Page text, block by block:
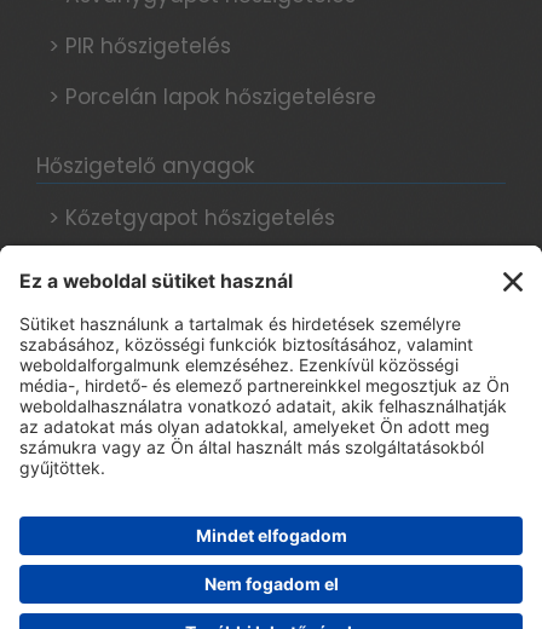
> PIR hőszigetelés
> Porcelán lapok hőszigetelésre
Hőszigetelő anyagok
> Kőzetgyapot hőszigetelés
> Grafitos hőszigetelés
> Hungarocell hőszigetelés
Hőszigetelési tanácsok, blog
Adatkezelési tájékoztató
> E-book regisztráció